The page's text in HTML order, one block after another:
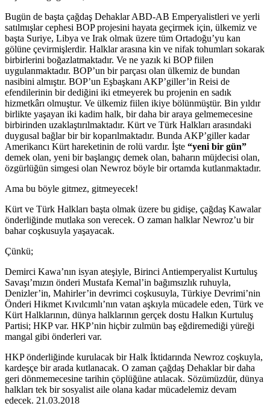
Bugün de başta çağdaş Dehaklar ABD-AB Emperyalistleri ve yerli
satılmışlar cephesi BOP projesini hayata geçirmek için, ülkemiz ve
başta Suriye, Libya ve Irak olmak üzere tüm Ortadoğu’yu kan
gölüne çevirmişlerdir. Halklar arasına kin ve nifak tohumları sokarak
birbirlerini boğazlatmaktadır. Ve ne yazık ki BOP fiilen
uygulanmaktadır. BOP’un bir parçası olan ülkemiz de bundan
nasibini almıştır. BOP’un Eşbaşkanı AKP’giller’in Reisi de
efendilerinin bir dediğini iki etmeyerek bu projenin en sadık
hizmetkârı olmuştur. Ve ülkemiz fiilen ikiye bölünmüştür. Bin yıldır
birlikte yaşayan iki kadim halk, bir daha bir araya gelmemecesine
birbirinden uzaklaştırılmaktadır. Kürt ve Türk Halkları arasındaki
duygusal bağlar bir bir koparılmaktadır. Bunda AKP’giller kadar
Amerikancı Kürt hareketinin de rolü vardır. İşte “yeni bir gün”
demek olan, yeni bir başlangıç demek olan, baharın müjdecisi olan,
özgürlüğün simgesi olan Newroz böyle bir ortamda kutlanmaktadır.
Ama bu böyle gitmez, gitmeyecek!
Kürt ve Türk Halkları başta olmak üzere bu gidişe, çağdaş Kawalar
önderliğinde mutlaka son verecek. O zaman halklar Newroz’u bir
bahar coşkusuyla yaşayacak.
Çünkü;
Demirci Kawa’nın isyan ateşiyle, Birinci Antiemperyalist Kurtuluş
Savaşı’mızın önderi Mustafa Kemal’in bağımsızlık ruhuyla,
Denizler’in, Mahirler’in devrimci coşkusuyla, Türkiye Devrimi’nin
Önderi Hikmet Kıvılcımlı’nın vatan aşkıyla mücadele eden, Türk ve
Kürt Halklarının, dünya halklarının gerçek dostu Halkın Kurtuluş
Partisi; HKP var. HKP’nin hiçbir zulmün baş eğdiremediği yüreği
mangal gibi önderleri var.
HKP önderliğinde kurulacak bir Halk İktidarında Newroz coşkuyla,
kardeşçe bir arada kutlanacak. O zaman çağdaş Dehaklar bir daha
geri dönmemecesine tarihin çöplüğüne atılacak. Sözümüzdür, dünya
halkları tek bir sosyalist aile olana kadar mücadelemiz devam
edecek. 21.03.2018